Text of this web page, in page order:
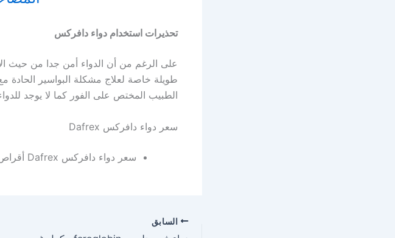
تحذيرات استخدام دواء دافركس
على الرغم من أن الدواء أمن جدا من حيث
طويلة خاصة لعلاج مشكلة البواسير الحادة
الطبيب المختص على الفور كما لا يوجد
سعر دواء دافركس Dafrex
سعر دواء دافركس Dafrex أقراص بسعر 24.75 جنيه
السابق